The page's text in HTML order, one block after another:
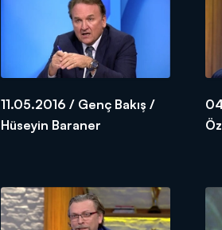
11.05.2016 / Genç Bakış /
Hüseyin Baraner